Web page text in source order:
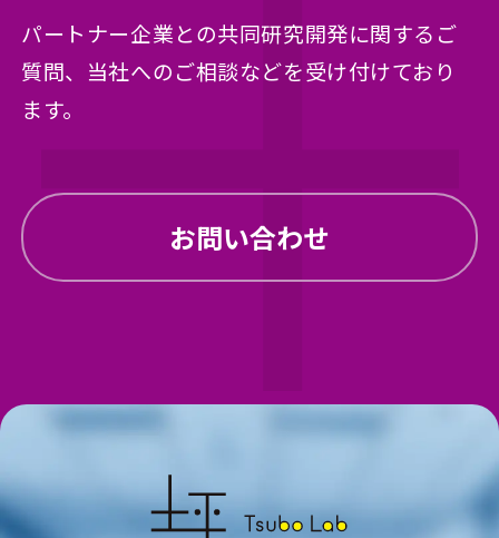
パートナー企業との共同研究開発に関するご
質問、 当社へのご相談などを受け付けており
ます。
お問い合わせ